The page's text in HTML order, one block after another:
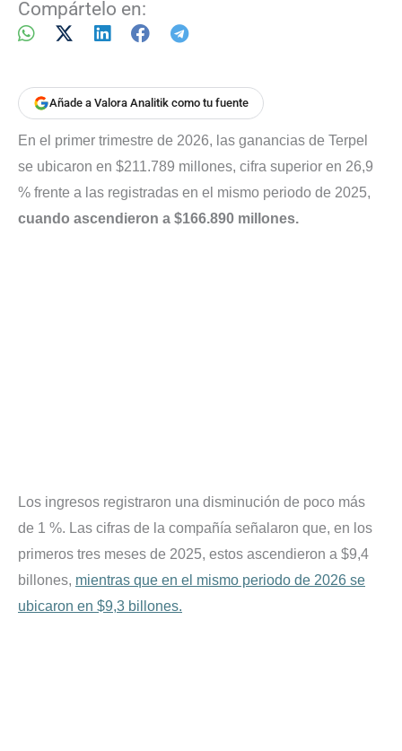
Compártelo en:
Añade a Valora Analitik como tu fuente
En el primer trimestre de 2026, las ganancias de Terpel
se ubicaron en $211.789 millones, cifra superior en 26,9
% frente a las registradas en el mismo periodo de 2025,
cuando ascendieron a $166.890 millones.
Los ingresos registraron una disminución de poco más
de 1 %. Las cifras de la compañía señalaron que, en los
primeros tres meses de 2025, estos ascendieron a $9,4
billones, mientras que en el mismo periodo de 2026 se
ubicaron en $9,3 billones.